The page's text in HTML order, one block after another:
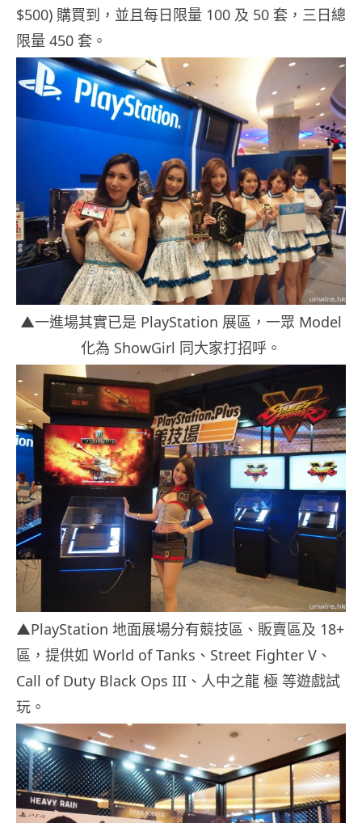
$500) 購買到，並且每日限量 100 及 50 套，三日總
限量 450 套。
▲一進場其實已是 PlayStation 展區，一眾 Model
化為 ShowGirl 同大家打招呼。
▲PlayStation 地面展場分有競技區、販賣區及 18+
區，提供如 World of Tanks、Street Fighter V、
Call of Duty Black Ops III、人中之龍 極 等遊戲試
玩。